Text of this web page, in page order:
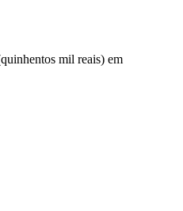
mil reais) em